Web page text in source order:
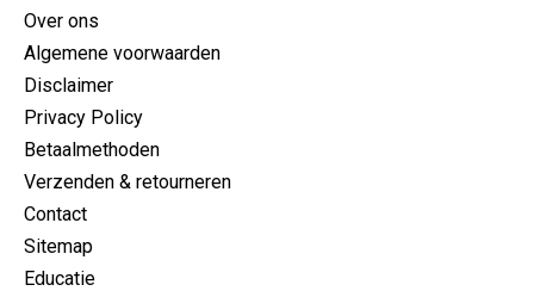
Over ons
Algemene voorwaarden
Disclaimer
Privacy Policy
Betaalmethoden
Verzenden & retourneren
Contact
Sitemap
Educatie